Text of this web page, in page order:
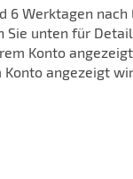
Werktagen nach
Sie unten für
Konto
angezeigt